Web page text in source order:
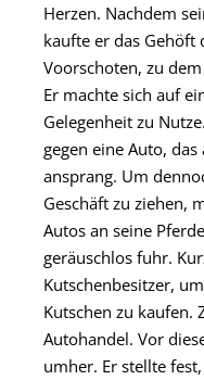
Herzen. Nachdem
kaufte er das Gehöft
Voorschoten, zu
Er machte sich auf
Gelegenheit zu
gegen eine Auto,
ansprang. Um
Geschäft zu ziehen,
Autos an seine
geräuschlos fuhr.
Kutschenbesitzer,
Kutschen zu kaufen.
Autohandel. Vor
umher. Er stellte